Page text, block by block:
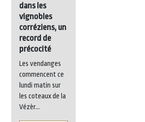
dans les
vignobles
corréziens, un
record de
précocité
Les vendanges
commencent ce
lundi matin sur
les coteaux de la
Vézèr...